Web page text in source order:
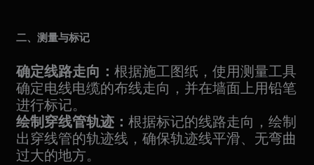
二、测量与标记
确定线路走向：根据施工图纸，使用测量工具
确定电线电缆的布线走向，并在墙面上用铅笔
进行标记。
绘制穿线管轨迹：根据标记的线路走向，绘制
出穿线管的轨迹线，确保轨迹线平滑、无弯曲
过大的地方。